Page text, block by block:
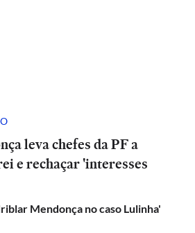
leva chefes da PF a
e rechaçar 'interesses
Mendonça no caso Lulinha'